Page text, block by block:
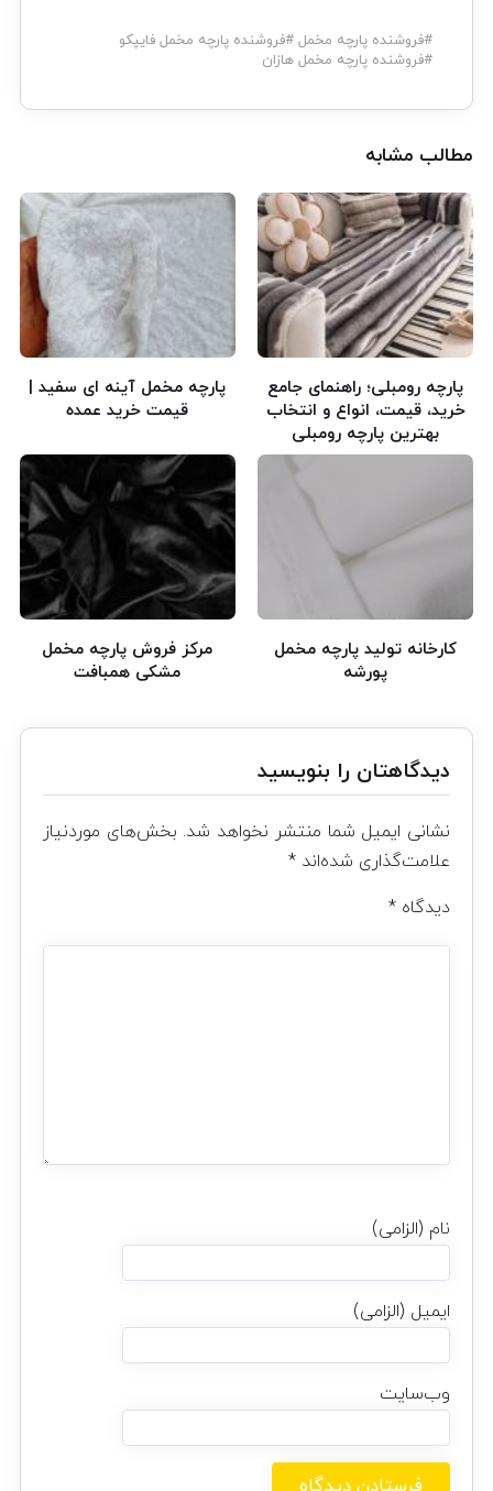
#فروشنده پارچه مخمل #فروشنده پارچه مخمل فایپکو
#فروشنده پارچه مخمل هازان
مطالب مشابه
پارچه رومبلی؛ راهنمای جامع
خرید، قیمت، انواع و انتخاب
بهترین پارچه رومبلی
پارچه مخمل آینه‌ ای سفید |
قیمت خرید عمده
کارخانه تولید پارچه مخمل
پورشه
مرکز فروش پارچه مخمل
مشکی همبافت
دیدگاهتان را بنویسید
نشانی ایمیل شما منتشر نخواهد شد. بخش‌های موردنیاز
علامت‌گذاری شده‌اند *
دیدگاه *
نام (الزامی)
ایمیل (الزامی)
وب‌سایت